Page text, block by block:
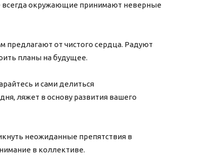
всегда окружающие принимают неверные
предлагают от чистого сердца. Радуют
планы на будущее.
и сами делиться
ляжет в основу развития вашего
неожиданные препятствия в
в коллективе.